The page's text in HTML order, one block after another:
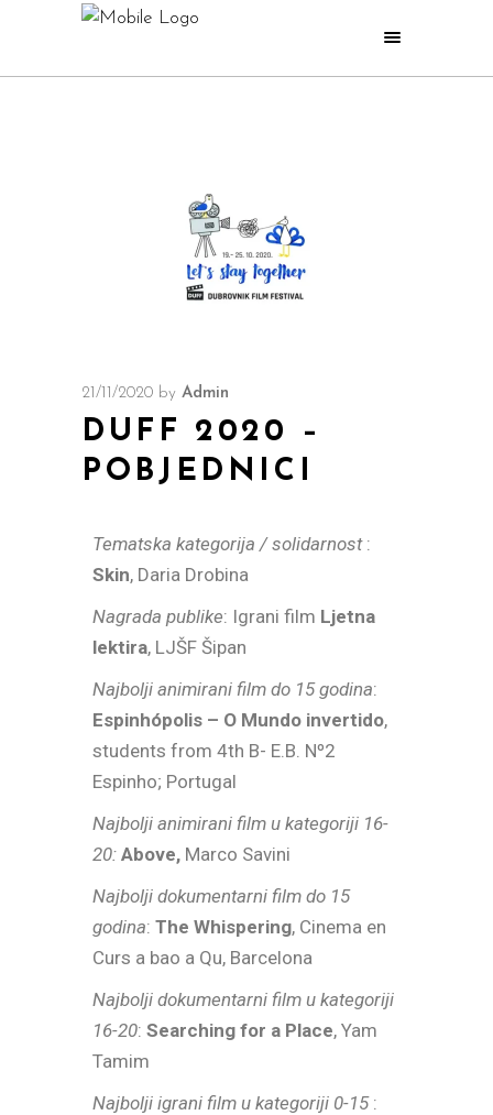
21/11/2020 by Admin
DUFF 2020 –
POBJEDNICI
Tematska kategorija / solidarnost :
Skin, Daria Drobina
Nagrada publike: Igrani film Ljetna
lektira, LJŠF Šipan
Najbolji animirani film do 15 godina:
Espinhópolis – O Mundo invertido,
students from 4th B- E.B. Nº2
Espinho; Portugal
Najbolji animirani film u kategoriji 16-
20: Above, Marco Savini
Najbolji dokumentarni film do 15
godina: The Whispering, Cinema en
Curs a bao a Qu, Barcelona
Najbolji dokumentarni film u kategoriji
16-20: Searching for a Place, Yam
Tamim
Najbolji igrani film u kategoriji 0-15: